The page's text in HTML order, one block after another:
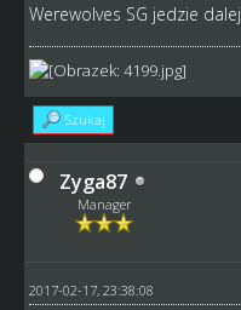
Werewolves SG jedzie dalej
Szukaj
Zyga87
Manager
2017-02-17, 23:38:08